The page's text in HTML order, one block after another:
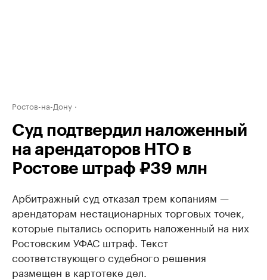
Ростов-на-Дону
Суд подтвердил наложенный
на арендаторов НТО в
Ростове штраф ₽39 млн
Арбитражный суд отказал трем копаниям —
арендаторам нестационарных торговых точек,
которые пытались оспорить наложенный на них
Ростовским УФАС штраф. Текст
соответствующего судебного решения
размещен в картотеке дел.